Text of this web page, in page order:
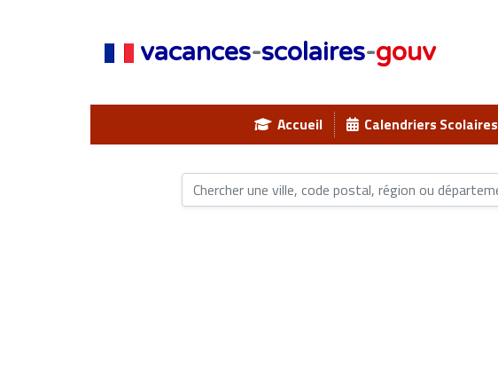
vacances-scolaires-gouv
Accueil Calendriers Scolaires